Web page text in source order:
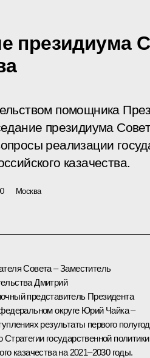
президиума
помощника
президиума
реализации
казачества.
Москва
Совета – Заместитель
Дмитрий
представитель Президента
округе Юрий Чайка–
результаты первого
государственной политики
казачества на 2021–2030 годы.